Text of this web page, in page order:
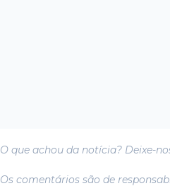
O que achou da notícia? Deixe-
Os comentários são de